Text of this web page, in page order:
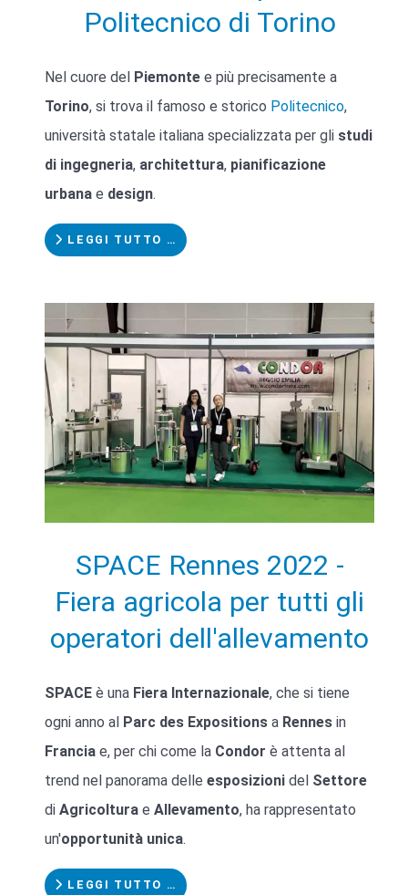
Politecnico di Torino
Nel cuore del Piemonte e più precisamente a
Torino, si trova il famoso e storico Politecnico,
università statale italiana specializzata per gli studi
di ingegneria, architettura, pianificazione
urbana e design.
LEGGI TUTTO …
SPACE Rennes 2022 -
Fiera agricola per tutti gli
operatori dell'allevamento
SPACE è una Fiera Internazionale, che si tiene
ogni anno al Parc des Expositions a Rennes in
Francia e, per chi come la Condor è attenta al
trend nel panorama delle esposizioni del Settore
di Agricoltura e Allevamento, ha rappresentato
un'opportunità unica.
LEGGI TUTTO …